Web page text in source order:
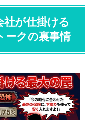
社が仕掛ける
ークの裏事情